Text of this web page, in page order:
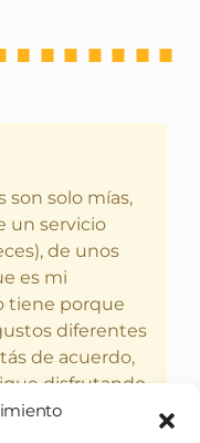
son solo mías,
un servicio
de unos
es mi
tiene porque
diferentes
de acuerdo,
disfrutando